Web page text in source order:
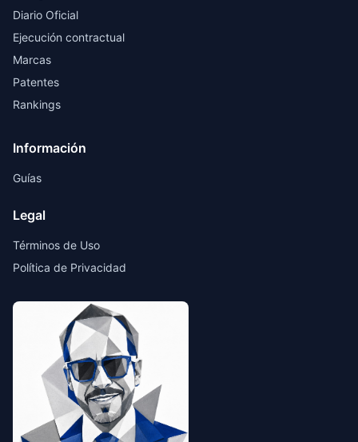
Diario Oficial
Ejecución contractual
Marcas
Patentes
Rankings
Información
Guías
Legal
Términos de Uso
Política de Privacidad